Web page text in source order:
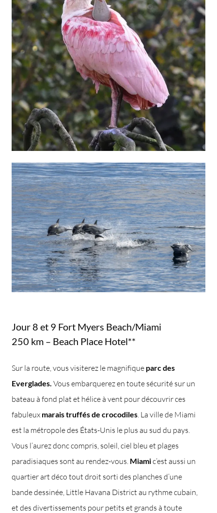
Jour 8 et 9 Fort Myers Beach/Miami
250 km – Beach Place Hotel**
Sur la route, vous visiterez le magnifique parc des
Everglades. Vous embarquerez en toute sécurité sur un
bateau à fond plat et hélice à vent pour découvrir ces
fabuleux marais truffés de crocodiles . La ville de Miami
est la métropole des États-Unis le plus au sud du pays.
Vous l’aurez donc compris, soleil, ciel bleu et plages
paradisiaques sont au rendez-vous. Miamic’est aussi un
quartier art déco tout droit sorti des planches d’une
bande dessinée, Little Havana District au rythme cubain,
et des divertissements pour petits et grands à toute